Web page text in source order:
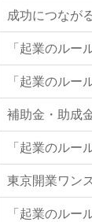
成功につなが
「起業のルー
「起業のルー
補助金・助成
「起業のルー
東京開業ワン
「起業のルー